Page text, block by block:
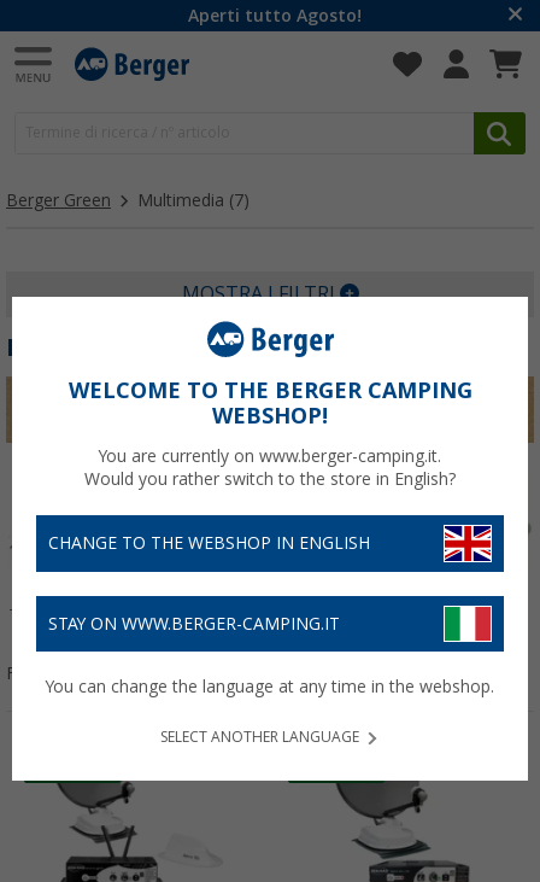
Aperti tutto Agosto!
Berger Green Multimedia (7)
MOSTRA I FILTRI
MULTIMEDIA
Tende e Verande Outdoor Mobili
Filtrare per:
WELCOME TO THE BERGER CAMPING
WEBSHOP!
You are currently on www.berger-camping.it.
Would you rather switch to the store in English?
CHANGE TO THE WEBSHOP IN ENGLISH
STAY ON WWW.BERGER-CAMPING.IT
You can change the language at any time in the webshop.
SELECT ANOTHER LANGUAGE